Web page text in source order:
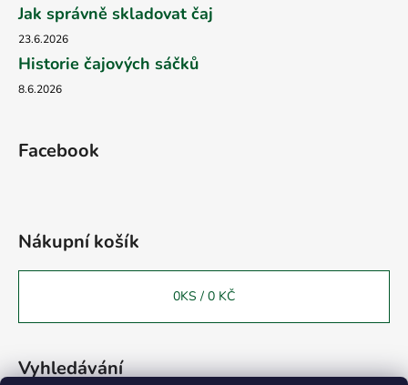
Jak správně skladovat čaj
23.6.2026
Historie čajových sáčků
8.6.2026
Facebook
Nákupní košík
0KS / 0 KČ
Vyhledávání